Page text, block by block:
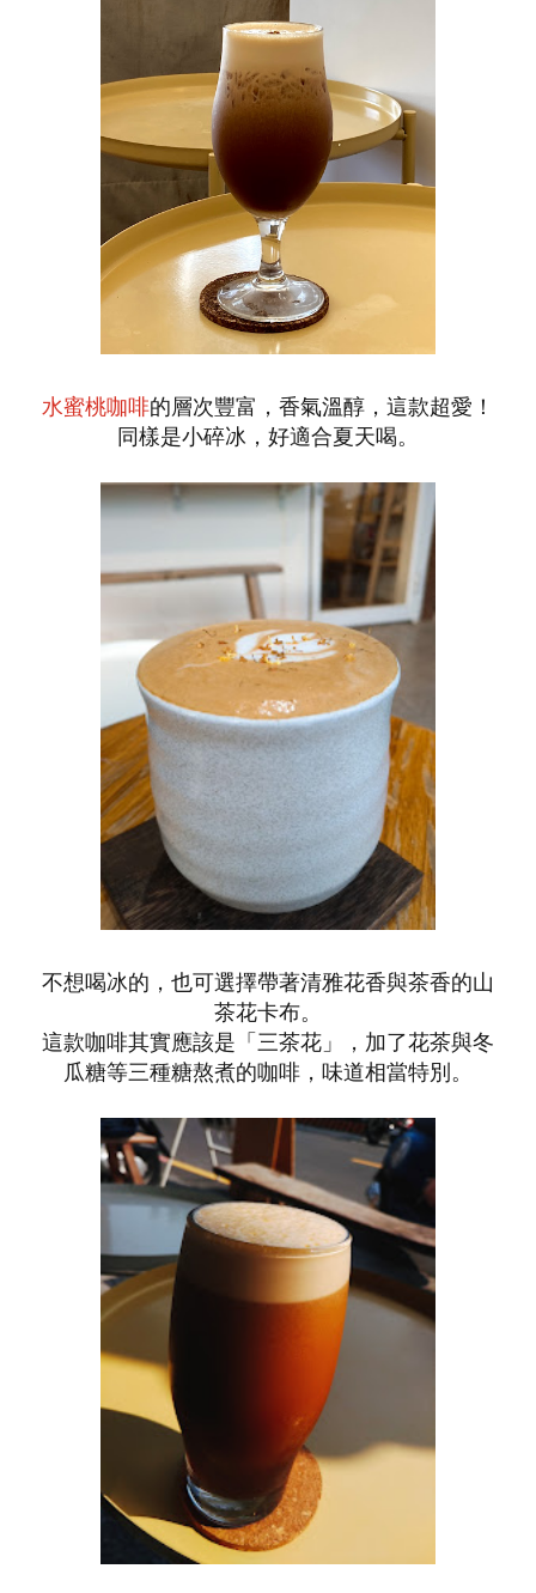
水蜜桃咖啡的層次豐富，香氣溫醇，這款超愛！
同樣是小碎冰，好適合夏天喝。
不想喝冰的，也可選擇帶著清雅花香與茶香的山
茶花卡布。
這款咖啡其實應該是「三茶花」，加了花茶與冬
瓜糖等三種糖熬煮的咖啡，味道相當特別。